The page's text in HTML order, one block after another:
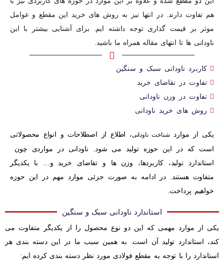
هم تفاوت دارند. در انتها نیز به روش های خرید این مقطع و عوامل
موثر بر قیمت گذاری توجه داشته ایم. برای آشنایی بیشتر با این
ناودانی ها تا انتهای مقاله همراه ما باشید.
کاربرد ناودانی سبک و سنگین
تفاوت در تقاضای خرید
تفاوت در وزن ناودانی
روش های خرید ناودانی
یکی از موارد شناخت ناودانی، اطلاع از اصطلاحات و انواع محصولاتی
است که در این حوزه تولید می شود. ناودانی در مواردی چون
استاندارد تولید، کاربردها، وزن ها و تقاضای خرید و… با یکدیگر
متفاوت هستند. در ادامه به صورت جزئی موارد مهم در این حوزه
خواهیم پرداخت.
استاندارد ناودانی سبک و سنگین
یکی از موارد مهمی که این دو نوع محصول را از یکدیگر متفاوت می
کند، استاندارد تولید آن است. به همین سبب ما در این دسته بندی هر
استاندارد را با توجه به مقطع فولادی مورد نظر دسته بندی کرده ایم: